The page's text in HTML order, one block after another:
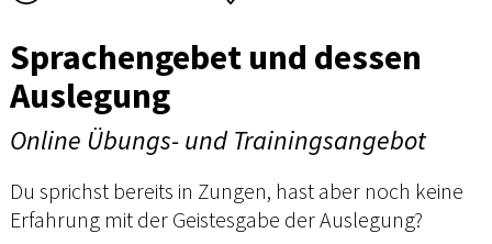
Sprachengebet und dessen
Auslegung
Online Übungs- und Trainingsangebot
Du sprichst bereits in Zungen, hast aber noch keine
Erfahrung mit der Geistesgabe der Auslegung?